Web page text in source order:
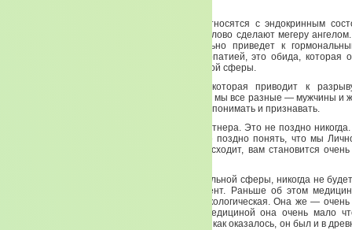
Неврологические состояния напрямую соотносятся с эндокринным
гормональным. Радость, уважение, теплое слово сделают мегеру
состоянии «боевухи» — то это обязательно приведет к
обязательно проблемы, связанные с мастопатией, это обида, которая
собой всевозможные изменения гормональной сферы.
Это и есть та жесткая психосоматика, которая приводит к
онкологических заболеваний. Дело в том, что мы все разные — мужчины
из нас живет мужчина и женщина. Это нужно понимать и признавать.
И мы с вами должны научиться уважать партнера. Это не поздно
поженились, вам 30 или 40 лет. Никогда не поздно понять, что мы
половой принадлежности. И когда это происходит, вам становится
И никогда не произойдет регуляции гормональной сферы, никогда не
не будет отлажен психосоматический момент. Раньше об этом
Наша медицина — аллопатическая, фармакологическая. Она же —
мало лет. И по сравнению с восточной медициной она очень мало
психоанализ — совсем молодая наука. Хотя, как оказалось, он был и в